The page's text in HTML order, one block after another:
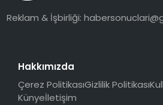
Reklam & İşbirliği:
Hakkımızda
Çerez PolitikasıGizlilik Politikası
Künyeİletişim